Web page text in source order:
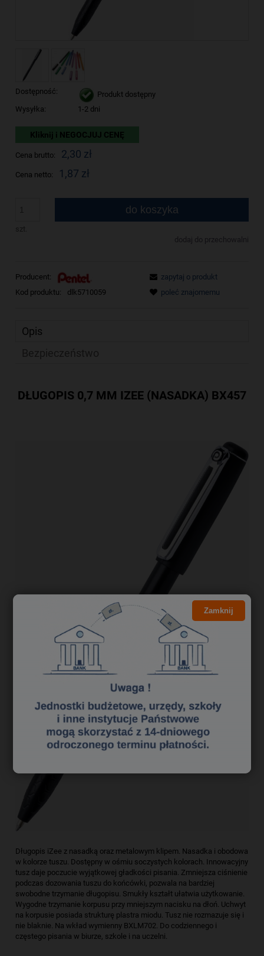
Dostępność:
Produkt dostępny
Wysyłka:
1-2 dni
Kliknij i NEGOCJUJ CENĘ
Cena brutto: 2,30 zł
Cena netto: 1,87 zł
do koszyka
dodaj do przechowalni
Producent:
Kod produktu:
dlk5710059
zapytaj o produkt
poleć znajomemu
Opis
DŁUGOPIS 0,7 MM IZEE (NASADKA) BX457
Długopis iZee z nasadką oraz metalowym klipem. Nasadka i obodowa
w kolorze tuszu. Dostępny w ośmiu soczystych kolorach. Innowacyjny
tusz daje poczucie wyjątkowej gładkości pisania. Zmniejsza ciśnienie
podczas dozowania tuszu do końcówki, pozwala na bardziej
swobodne trzymanie długopisu. Smukły kształt ułatwia użytkowanie.
Wygodne trzymanie korpusu przy mniejszym nacisku na dłoń. Uchwyt
na korpusie posiada strukturę plastra miodu. Tusz nie rozmazuje się i
nie blaknie. Na wkład wymienny BXLM702. Do codziennego i
częstego pisania w biurze, szkole i na uczelni.
Zamknij